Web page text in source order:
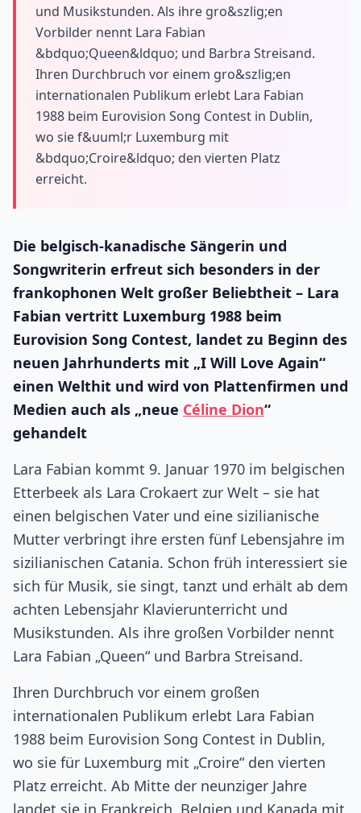
und Musikstunden. Als ihre gro&szlig;en
Vorbilder nennt Lara Fabian
&bdquo;Queen&ldquo; und Barbra Streisand.
Ihren Durchbruch vor einem gro&szlig;en
internationalen Publikum erlebt Lara Fabian
1988 beim Eurovision Song Contest in Dublin,
wo sie f&uuml;r Luxemburg mit
&bdquo;Croire&ldquo; den vierten Platz
erreicht.
Die belgisch-kanadische Sängerin und
Songwriterin erfreut sich besonders in der
frankophonen Welt großer Beliebtheit – Lara
Fabian vertritt Luxemburg 1988 beim
Eurovision Song Contest, landet zu Beginn des
neuen Jahrhunderts mit „I Will Love Again“
einen Welthit und wird von Plattenfirmen und
Medien auch als „neue Céline Dion“
gehandelt
Lara Fabian kommt 9. Januar 1970 im belgischen
Etterbeek als Lara Crokaert zur Welt – sie hat
einen belgischen Vater und eine sizilianische
Mutter verbringt ihre ersten fünf Lebensjahre im
sizilianischen Catania. Schon früh interessiert sie
sich für Musik, sie singt, tanzt und erhält ab dem
achten Lebensjahr Klavierunterricht und
Musikstunden. Als ihre großen Vorbilder nennt
Lara Fabian „Queen“ und Barbra Streisand.
Ihren Durchbruch vor einem großen
internationalen Publikum erlebt Lara Fabian
1988 beim Eurovision Song Contest in Dublin,
wo sie für Luxemburg mit „Croire“ den vierten
Platz erreicht. Ab Mitte der neunziger Jahre
landet sie in Frankreich, Belgien und Kanada mit